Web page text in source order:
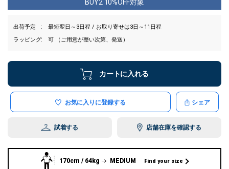
BUY2 10%OFF対象
出荷予定
最短翌日～3日程 / お取り寄せは3日～11日程
ラッピング
可 （ご用意が整い次第、発送）
カートに入れる
お気に入りに登録する シェア
試着する 店舗在庫を確認する
170cm / 64kg MEDIUM Find your size